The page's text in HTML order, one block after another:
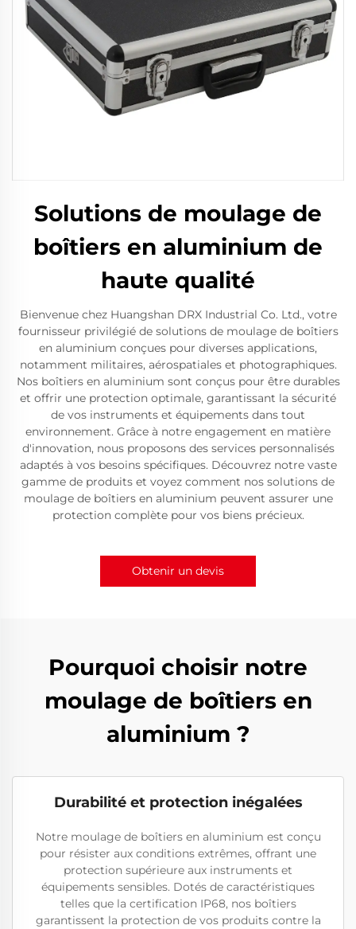
Solutions de moulage de
boîtiers en aluminium de
haute qualité
Bienvenue chez Huangshan DRX Industrial Co. Ltd., votre
fournisseur privilégié de solutions de moulage de boîtiers
en aluminium conçues pour diverses applications,
notamment militaires, aérospatiales et photographiques.
Nos boîtiers en aluminium sont conçus pour être durables
et offrir une protection optimale, garantissant la sécurité
de vos instruments et équipements dans tout
environnement. Grâce à notre engagement en matière
d'innovation, nous proposons des services personnalisés
adaptés à vos besoins spécifiques. Découvrez notre vaste
gamme de produits et voyez comment nos solutions de
moulage de boîtiers en aluminium peuvent assurer une
protection complète pour vos biens précieux.
Obtenir un devis
Pourquoi choisir notre
moulage de boîtiers en
aluminium ?
Durabilité et protection inégalées
Notre moulage de boîtiers en aluminium est conçu
pour résister aux conditions extrêmes, offrant une
protection supérieure aux instruments et
équipements sensibles. Dotés de caractéristiques
telles que la certification IP68, nos boîtiers
garantissent la protection de vos produits contre la